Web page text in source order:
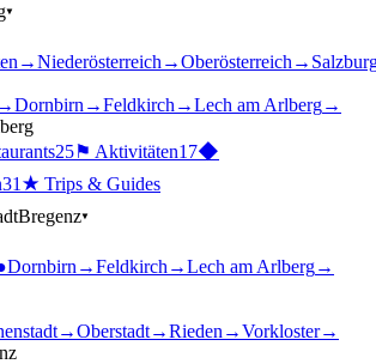
▾
→Niederösterreich →Oberösterreich →
→Dornbirn →Feldkirch →Lech am Arlberg→
25⚑ Aktivitäten17◆
31 ★ Trips & Guides
Bregenz▾
Dornbirn →Feldkirch →Lech am Arlberg→
→Oberstadt→Rieden →Vorkloster→